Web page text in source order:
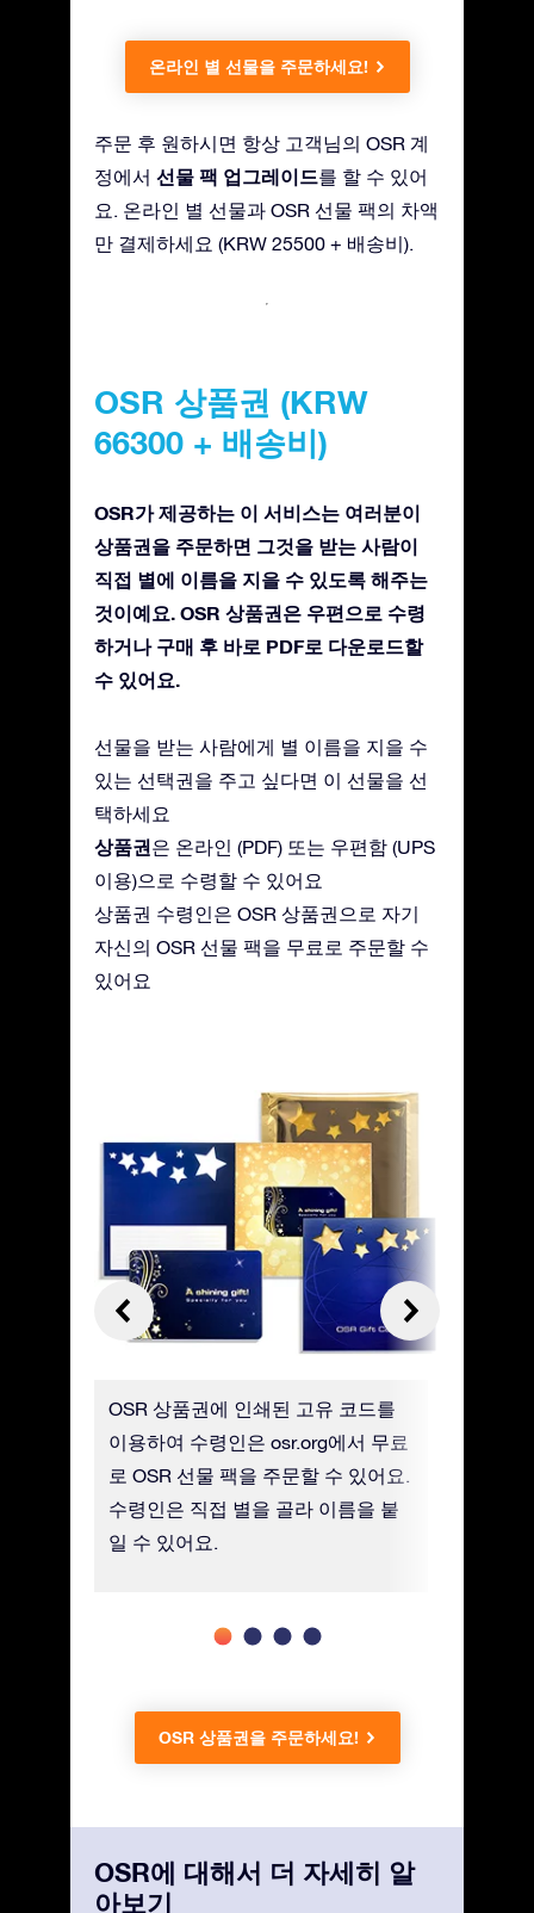
온라인 별 선물을 주문하세요!
주문 후 원하시면 항상 고객님의 OSR 계
정에서 선물 팩 업그레이드를 할 수 있어
요. 온라인 별 선물과 OSR 선물 팩의 차액
만 결제하세요 (KRW 25500 + 배송비).
OSR 상품권 (KRW
66300 + 배송비)
OSR가 제공하는 이 서비스는 여러분이
상품권을 주문하면 그것을 받는 사람이
직접 별에 이름을 지을 수 있도록 해주는
것이예요. OSR 상품권은 우편으로 수령
하거나 구매 후 바로 PDF로 다운로드할
수 있어요.
선물을 받는 사람에게 별 이름을 지을 수
있는 선택권을 주고 싶다면 이 선물을 선
택하세요
상품권은 온라인 (PDF) 또는 우편함 (UPS
이용)으로 수령할 수 있어요
상품권 수령인은 OSR 상품권으로 자기
자신의 OSR 선물 팩을 무료로 주문할 수
있어요
OSR 상품권에 인쇄된 고유 코드를
이용하여 수령인은 osr.org에서 무료
로 OSR 선물 팩을 주문할 수 있어요.
수령인은 직접 별을 골라 이름을 붙
일 수 있어요.
OSR 상품권을 주문하세요!
OSR에 대해서 더 자세히 알
아보기